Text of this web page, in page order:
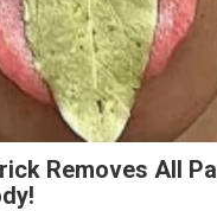
Removes All